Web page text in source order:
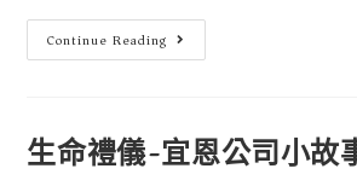
Continue Reading
生命禮儀-宜恩公司小故